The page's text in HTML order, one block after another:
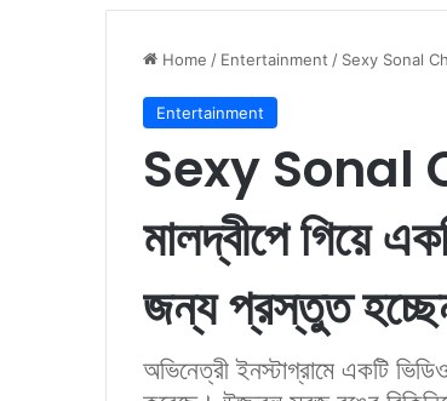
Home / Entertainment / Sexy Sonal
Entertainment
Sexy Sonal
মালদ্বীপে গিয়ে
জন্য প্রস্তুত
অভিনেত্রী ইনস্টাগ্রামে একটি